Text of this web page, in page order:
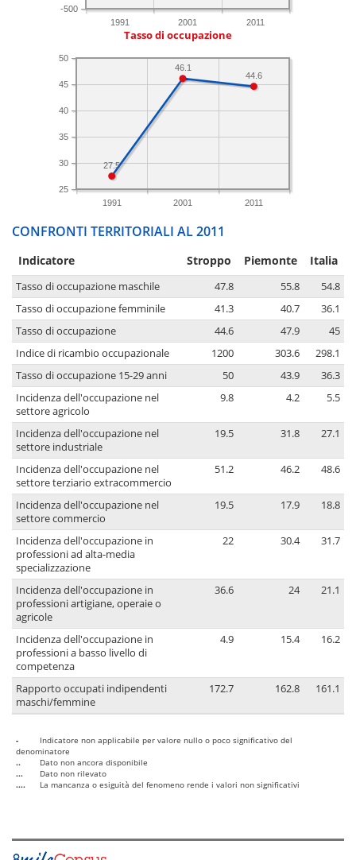
1991 2001 2011
-500
Tasso di occupazione
1991 2001 2011
25
30
35
40
45
50
44.6
46.1
27.5
CONFRONTI TERRITORIALI AL 2011
Indicatore Stroppo Piemonte Italia
Tasso di occupazione maschile 47.8 55.8
54.8
Tasso di occupazione femminile
41.3 40.7
36.1
Tasso di occupazione
44.6 47.9
45
Indice di ricambio occupazionale
1200 303.6
298.1
Tasso di occupazione 15-29 anni
50 43.9
36.3
Incidenza dell'occupazione nel
settore agricolo
9.8 4.2 5.5
Incidenza dell'occupazione nel
settore industriale
19.5 31.8 27.1
Incidenza dell'occupazione nel
settore terziario extracommercio
51.2 46.2 48.6
Incidenza dell'occupazione nel
settore commercio
19.5 17.9 18.8
Incidenza dell'occupazione in
professioni ad alta-media
specializzazione
22 30.4 31.7
Incidenza dell'occupazione in
professioni artigiane, operaie o
agricole
36.6 24 21.1
Incidenza dell'occupazione in
professioni a basso livello di
competenza
4.9 15.4 16.2
Rapporto occupati indipendenti
maschi/femmine
172.7 162.8 161.1
-
Indicatore non applicabile per valore nullo o poco significativo del
denominatore
..
Dato non ancora disponibile
...
Dato non rilevato
....
La mancanza o esiguità del fenomeno rende i valori non significativi